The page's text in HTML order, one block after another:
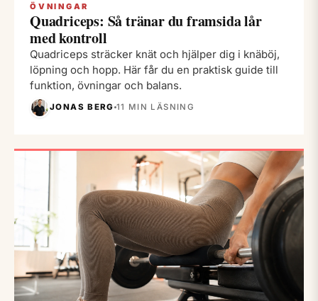
ÖVNINGAR
Quadriceps: Så tränar du framsida lår
med kontroll
Quadriceps sträcker knät och hjälper dig i knäböj,
löpning och hopp. Här får du en praktisk guide till
funktion, övningar och balans.
JONAS BERG 11 MIN LÄSNING